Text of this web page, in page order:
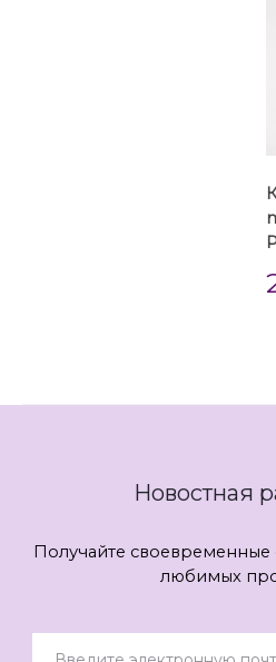
Новостная
Получайте
любимых